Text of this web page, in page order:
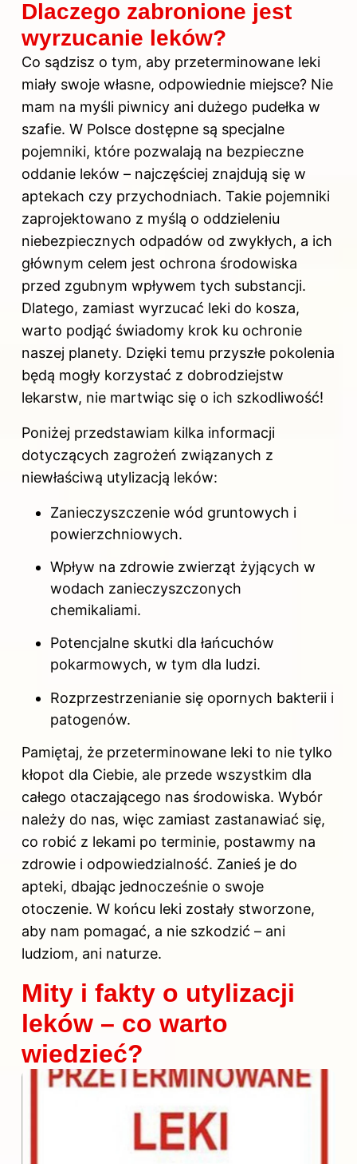
Dlaczego zabronione jest
wyrzucanie leków?
Co sądzisz o tym, aby przeterminowane leki
miały swoje własne, odpowiednie miejsce? Nie
mam na myśli piwnicy ani dużego pudełka w
szafie. W Polsce dostępne są specjalne
pojemniki, które pozwalają na bezpieczne
oddanie leków – najczęściej znajdują się w
aptekach czy przychodniach. Takie pojemniki
zaprojektowano z myślą o oddzieleniu
niebezpiecznych odpadów od zwykłych, a ich
głównym celem jest ochrona środowiska
przed zgubnym wpływem tych substancji.
Dlatego, zamiast wyrzucać leki do kosza,
warto podjąć świadomy krok ku ochronie
naszej planety. Dzięki temu przyszłe pokolenia
będą mogły korzystać z dobrodziejstw
lekarstw, nie martwiąc się o ich szkodliwość!
Poniżej przedstawiam kilka informacji
dotyczących zagrożeń związanych z
niewłaściwą utylizacją leków:
Zanieczyszczenie wód gruntowych i
powierzchniowych.
Wpływ na zdrowie zwierząt żyjących w
wodach zanieczyszczonych
chemikaliami.
Potencjalne skutki dla łańcuchów
pokarmowych, w tym dla ludzi.
Rozprzestrzenianie się opornych bakterii i
patogenów.
Pamiętaj, że przeterminowane leki to nie tylko
kłopot dla Ciebie, ale przede wszystkim dla
całego otaczającego nas środowiska. Wybór
należy do nas, więc zamiast zastanawiać się,
co robić z lekami po terminie, postawmy na
zdrowie i odpowiedzialność. Zanieś je do
apteki, dbając jednocześnie o swoje
otoczenie. W końcu leki zostały stworzone,
aby nam pomagać, a nie szkodzić – ani
ludziom, ani naturze.
Mity i fakty o utylizacji
leków – co warto
wiedzieć?